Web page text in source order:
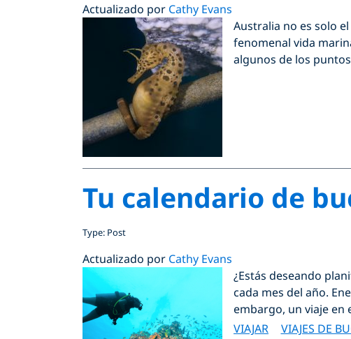
Actualizado por Cathy Evans
Australia no es solo
fenomenal vida
algunos de los
Tu calendario de
Type: Post
Actualizado por Cathy Evans
¿Estás deseando
cada mes del año.
embargo, un viaje en
VIAJAR
VIAJES DE